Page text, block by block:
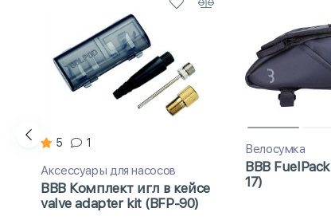
5 1
Аксессуары для насосов
BBB Комплект игл в кейсе
valve adapter kit (BFP-90)
Велосумка
BBB
17)